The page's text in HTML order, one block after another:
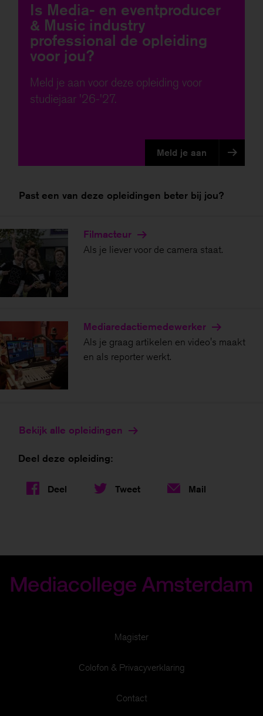
Is Media- en eventproducer
& Music industry
professional de opleiding
voor jou?
Meld je aan voor deze opleiding voor
studiejaar '26-'27.
Meld je aan
Past een van deze opleidingen beter bij jou?
Filmacteur
Als je liever voor de camera staat.
Mediaredactie­medewerker
Als je graag artikelen en video's maakt
en als reporter werkt.
Bekijk alle opleidingen
Deel deze opleiding:
Deel Tweet Mail
Magister
Colofon & Privacyverklaring
Contact
Om je een zo goed mogelijke website te bieden